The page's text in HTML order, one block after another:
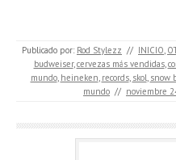
Publicado por: Rod Stylezz // INICIO,
budweiser,cervezas más vendidas,
mundo, heineken, records, skol, snow
mundo // noviembre